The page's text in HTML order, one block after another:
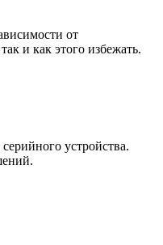
от
и как этого избежать.
устройства.